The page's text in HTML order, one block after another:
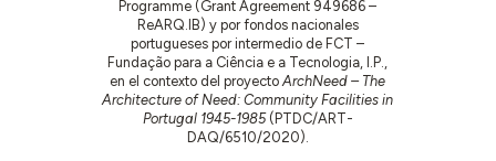
Programme (Grant Agreement 949686 –
ReARQ.IB) y por fondos nacionales
portugueses por intermedio de FCT –
Fundação para a Ciência e a Tecnologia, I.P.,
en el contexto del proyectoArchNeed – The
Architecture of Need: Community Facilities in
Portugal 1945-1985(PTDC/ART-
DAQ/6510/2020).